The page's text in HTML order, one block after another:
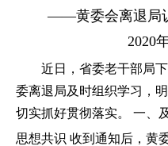
——黄委会离退局
2020
近日，省委老干部局
委离退局及时组织学习，
切实抓好贯彻落实。
一、
思想共识 收到通知后，黄